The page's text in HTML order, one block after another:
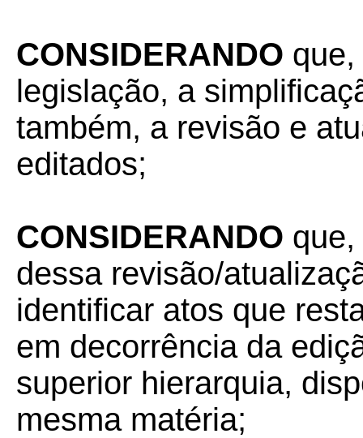
CONSIDERANDO
legislação, a
também, a revisão e
editados;
CONSIDERANDO
dessa revisão/
identificar atos que
em decorrência da
superior hierarquia,
mesma matéria;